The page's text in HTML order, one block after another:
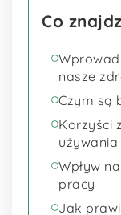
Co
nasze
Czym są
Korzyści
Wpływ
pracy
Jak